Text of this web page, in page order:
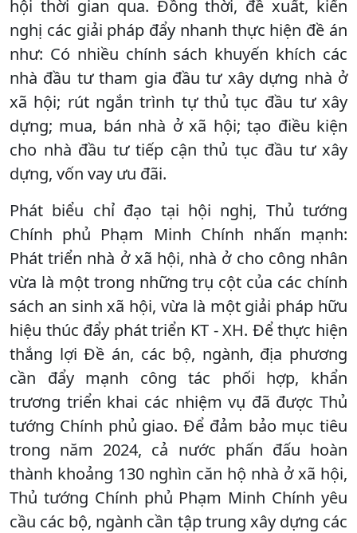
hội thời gian qua. Đồng thời, đề xuất, kiến
nghị các giải pháp đẩy nhanh thực hiện đề án
như: Có nhiều chính sách khuyến khích các
nhà đầu tư tham gia đầu tư xây dựng nhà ở
xã hội; rút ngắn trình tự thủ tục đầu tư xây
dựng; mua, bán nhà ở xã hội; tạo điều kiện
cho nhà đầu tư tiếp cận thủ tục đầu tư xây
dựng, vốn vay ưu đãi.
Phát biểu chỉ đạo tại hội nghị, Thủ tướng
Chính phủ Phạm Minh Chính nhấn mạnh:
Phát triển nhà ở xã hội, nhà ở cho công nhân
vừa là một trong những trụ cột của các chính
sách an sinh xã hội, vừa là một giải pháp hữu
hiệu thúc đẩy phát triển KT - XH. Để thực hiện
thắng lợi Đề án, các bộ, ngành, địa phương
cần đẩy mạnh công tác phối hợp, khẩn
trương triển khai các nhiệm vụ đã được Thủ
tướng Chính phủ giao. Để đảm bảo mục tiêu
trong năm 2024, cả nước phấn đấu hoàn
thành khoảng 130 nghìn căn hộ nhà ở xã hội,
Thủ tướng Chính phủ Phạm Minh Chính yêu
cầu các bộ, ngành cần tập trung xây dựng các